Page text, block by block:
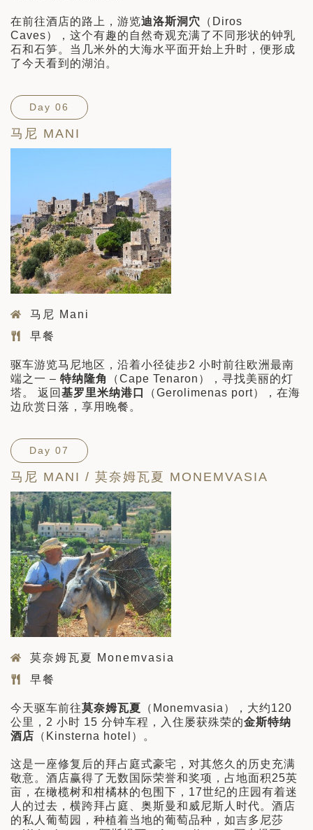
在前往酒店的路上，游览迪洛斯洞穴 （Diros
Caves），这个有趣的自然奇观充满了不同形状的钟乳
石和石笋。当几米外的大海水平面开始上升时，便形成
了今天看到的湖泊。
Day 06
马尼 MANI
马尼 Mani
早餐
驱车游览马尼地区，沿着小径徒步2 小时前往欧洲最南
端之一 – 特纳隆角
（Cape Tenaron），寻找美丽的灯
塔。 返回 基罗里米纳港口
（Gerolimenas port），在海
边欣赏日落，享用晚餐。
Day 07
马尼 MANI / 莫奈姆瓦夏 MONEMVASIA
莫奈姆瓦夏 Monemvasia
早餐
今天驱车前往莫奈姆瓦夏 （Monemvasia），大约120
公里，2 小时 15 分钟车程，入住屡获殊荣的金斯特纳
酒店 （Kinsterna hotel）。
这是一座修复后的拜占庭式豪宅，对其悠久的历史充满
敬意。酒店赢得了无数国际荣誉和奖项，占地面积25英
亩，在橄榄树和柑橘林的包围下，17世纪的庄园有着迷
人的过去，横跨拜占庭、奥斯曼和威尼斯人时代。酒店
的私人葡萄园，种植着当地的葡萄品种，如吉多尼莎